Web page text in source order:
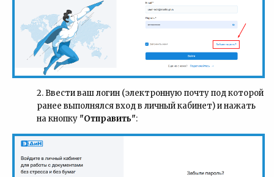
2. Ввести ваш логин (электронную почту под которой
ранее выполнялся вход в личный кабинет) и нажать
на кнопку "Отправить":